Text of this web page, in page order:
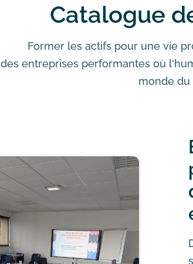
Catalogue
Former les actifs pour une vie
des entreprises performantes où
monde du